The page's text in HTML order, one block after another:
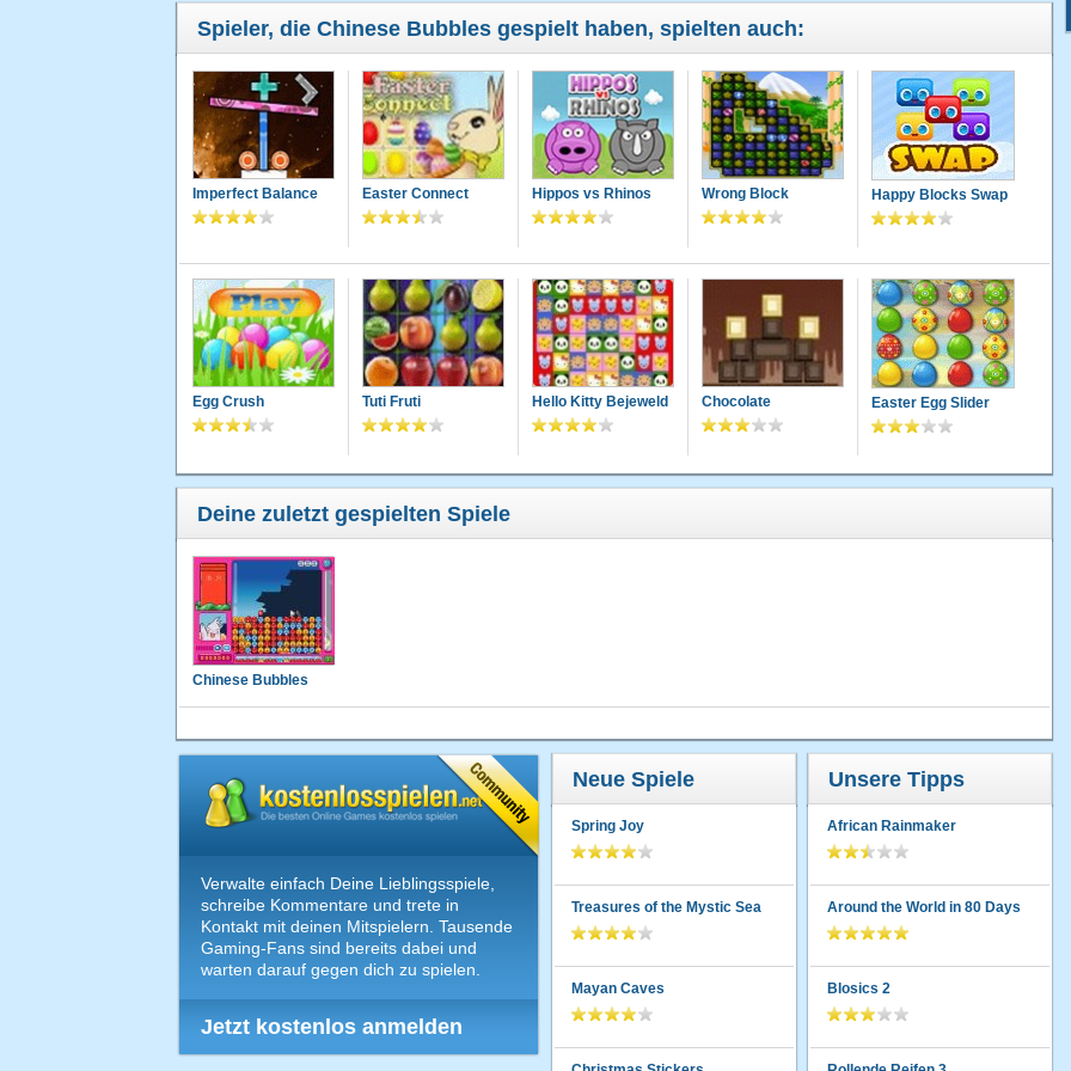
Spieler, die Chinese Bubbles gespielt haben, spielten auch:
Imperfect Balance Easter Connect Hippos vs Rhinos Wrong Block Happy Blocks Swap
Egg Crush Tuti Fruti Hello Kitty Bejeweld Chocolate Easter Egg Slider
Deine zuletzt gespielten Spiele
Chinese Bubbles
Verwalte einfach Deine Lieblingsspiele,
schreibe Kommentare und trete in
Kontakt mit deinen Mitspielern. Tausende
Gaming-Fans sind bereits dabei und
warten darauf gegen dich zu spielen.
Jetzt kostenlos anmelden
Neue Spiele
Spring Joy
Treasures of the Mystic Sea
Mayan Caves
Unsere Tipps
African Rainmaker
Around the World in 80 Days
Blosics 2